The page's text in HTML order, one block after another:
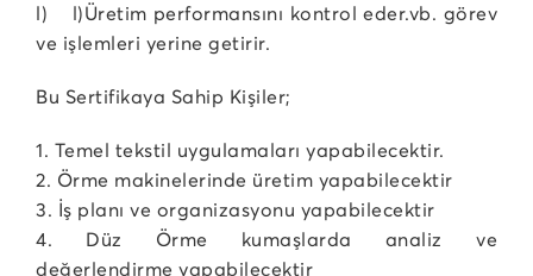
l) l)Üretim performansını kontrol eder.vb. görev
ve işlemleri yerine getirir.
Bu Sertifikaya Sahip Kişiler;
1. Temel tekstil uygulamaları yapabilecektir.
2. Örme makinelerinde üretim yapabilecektir
3. İş planı ve organizasyonu yapabilecektir
4. Düz Örme kumaşlarda analiz ve
değerlendirme yapabilecektir